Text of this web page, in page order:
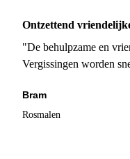
Ontzettend
"De behulpzame en
Vergissingen worden
Bram
Rosmalen